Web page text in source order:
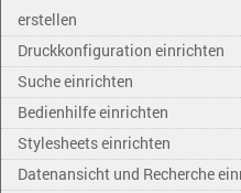
erstellen
Druckkonfiguration einrichten
Suche einrichten
Bedienhilfe einrichten
Stylesheets einrichten
Datenansicht und Recherche